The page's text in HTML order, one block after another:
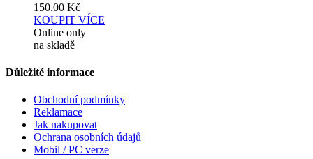
150.00 Kč
KOUPIT VÍCE
Online only
na skladě
Důležité informace
Obchodní podmínky
Reklamace
Jak nakupovat
Ochrana osobních údajů
Mobil / PC verze